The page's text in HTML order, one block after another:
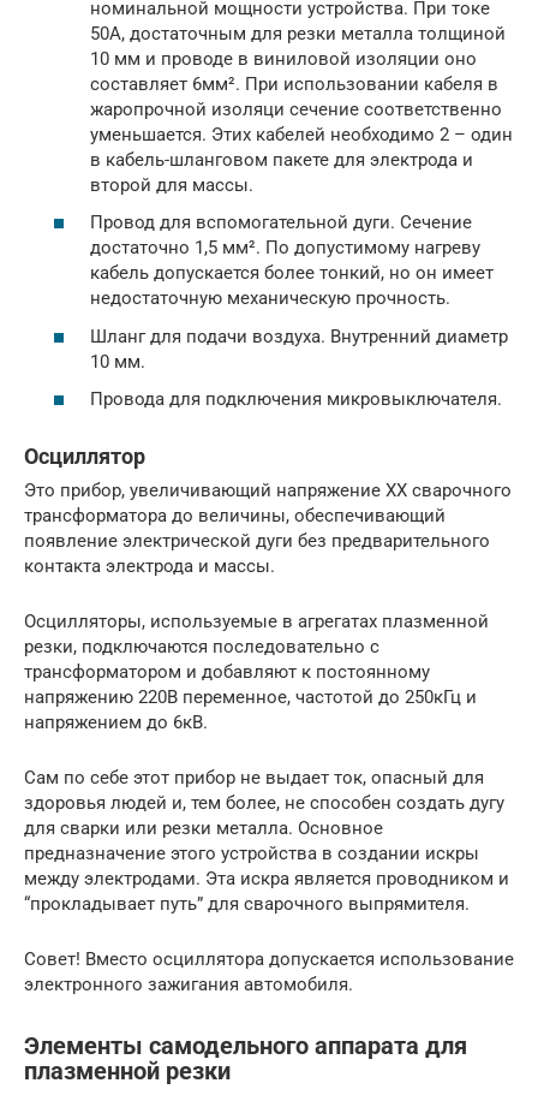
номинальной мощности устройства. При токе
50А, достаточным для резки металла толщиной
10 мм и проводе в виниловой изоляции оно
составляет 6мм². При использовании кабеля в
жаропрочной изоляци сечение соответственно
уменьшается. Этих кабелей необходимо 2 – один
в кабель-шланговом пакете для электрода и
второй для массы.
Провод для вспомогательной дуги. Сечение
достаточно 1,5 мм². По допустимому нагреву
кабель допускается более тонкий, но он имеет
недостаточную механическую прочность.
Шланг для подачи воздуха. Внутренний диаметр
10 мм.
Провода для подключения микровыключателя.
Осциллятор
Это прибор, увеличивающий напряжение ХХ сварочного
трансформатора до величины, обеспечивающий
появление электрической дуги без предварительного
контакта электрода и массы.
Осцилляторы, используемые в агрегатах плазменной
резки, подключаются последовательно с
трансформатором и добавляют к постоянному
напряжению 220В переменное, частотой до 250кГц и
напряжением до 6кВ.
Сам по себе этот прибор не выдает ток, опасный для
здоровья людей и, тем более, не способен создать дугу
для сварки или резки металла. Основное
предназначение этого устройства в создании искры
между электродами. Эта искра является проводником и
“прокладывает путь” для сварочного выпрямителя.
Совет! Вместо осциллятора допускается использование
электронного зажигания автомобиля.
Элементы самодельного аппарата для
плазменной резки